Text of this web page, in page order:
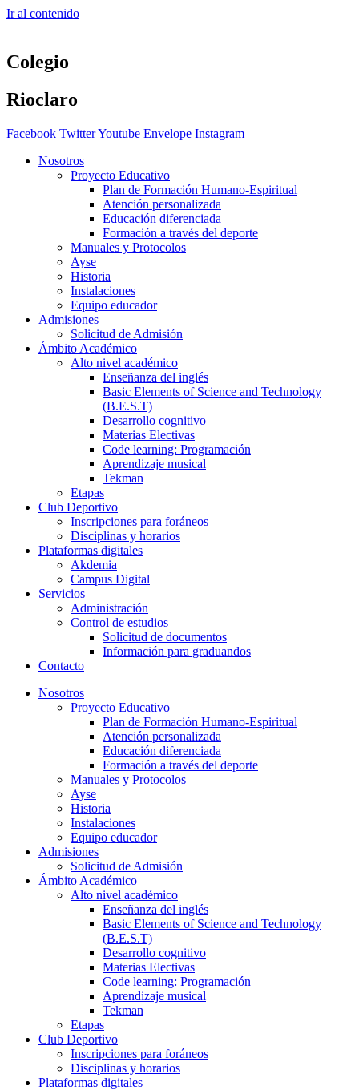
Ir al contenido
Colegio
Rioclaro
Facebook TwitterYoutube Envelope Instagram
Nosotros
Proyecto Educativo
Plan de Formación Humano-Espiritual
Atención personalizada
Educación diferenciada
Formación a través del deporte
Manuales y Protocolos
Ayse
Historia
Instalaciones
Equipo educador
Admisiones
Solicitud de Admisión
Ámbito Académico
Alto nivel académico
Enseñanza del inglés
Basic Elements of Science and Technology
(B.E.S.T)
Desarrollo cognitivo
Materias Electivas
Code learning: Programación
Aprendizaje musical
Tekman
Etapas
Club Deportivo
Inscripciones para foráneos
Disciplinas y horarios
Plataformas digitales
Akdemia
Campus Digital
Servicios
Administración
Control de estudios
Solicitud de documentos
Información para graduandos
Contacto
Nosotros
Proyecto Educativo
Plan de Formación Humano-Espiritual
Atención personalizada
Educación diferenciada
Formación a través del deporte
Manuales y Protocolos
Ayse
Historia
Instalaciones
Equipo educador
Admisiones
Solicitud de Admisión
Ámbito Académico
Alto nivel académico
Enseñanza del inglés
Basic Elements of Science and Technology
(B.E.S.T)
Desarrollo cognitivo
Materias Electivas
Code learning: Programación
Aprendizaje musical
Tekman
Etapas
Club Deportivo
Inscripciones para foráneos
Disciplinas y horarios
Plataformas digitales